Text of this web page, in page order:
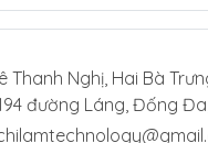
Thanh Nghị, Hai Bà
đường Láng, Đống